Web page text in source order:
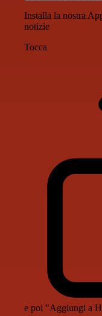
Installa la nostra
notizie
Tocca
e poi "Aggiungi a